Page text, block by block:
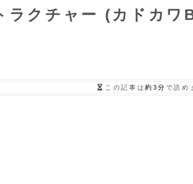
ラクチャー (カドカワ
この記事は約3分 で読め